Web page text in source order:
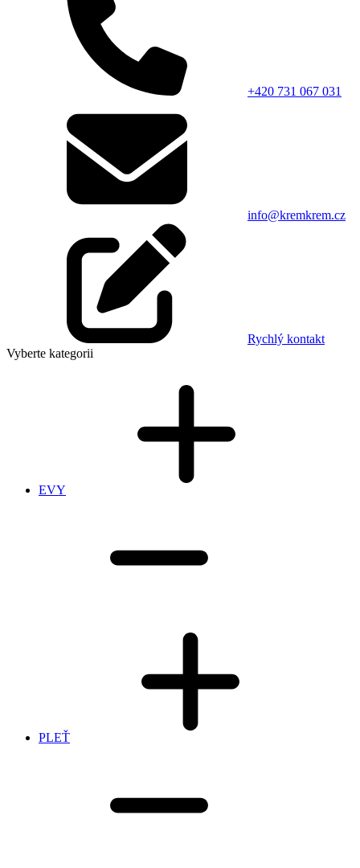
+420 731 067 031
info@kremkrem.cz
Rychlý kontakt
Vyberte kategorii
EVY
PLEŤ